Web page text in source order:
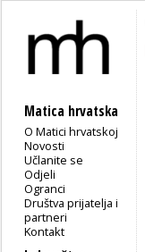
Matica hrvatska
O Matici hrvatskoj
Novosti
Učlanite se
Odjeli
Ogranci
Društva prijatelja i
partneri
Kontakt